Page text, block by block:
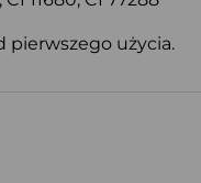
pierwszego użycia.